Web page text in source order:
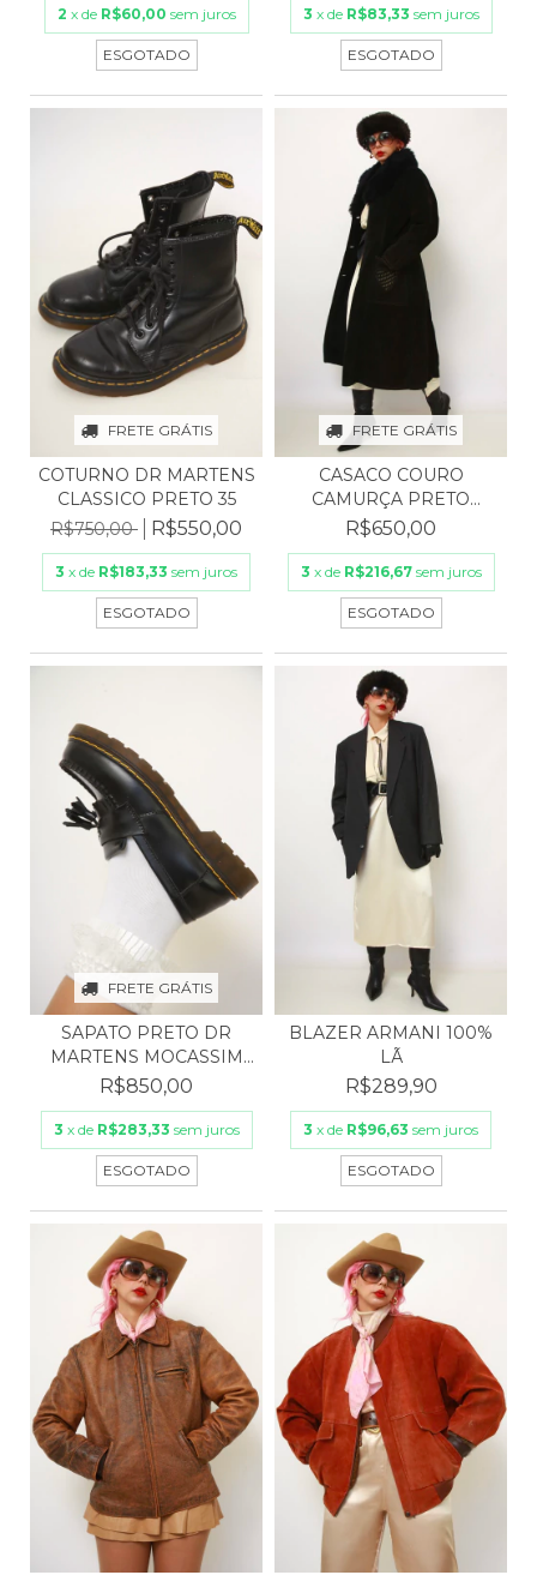
2 x de R$60,00 sem juros
ESGOTADO
3 x de R$83,33 sem juros
ESGOTADO
FRETE GRÁTIS
COTURNO DR MARTENS
CLASSICO PRETO 35
R$750,00
R$550,00
3 x de R$183,33 sem juros
ESGOTADO
FRETE GRÁTIS
CASACO COURO
CAMURÇA PRETO
FORRO PELUCIA
R$650,00
3 x de R$216,67 sem juros
ESGOTADO
FRETE GRÁTIS
SAPATO PRETO DR
MARTENS MOCASSIM
ADRIAN...
R$850,00
3 x de R$283,33 sem juros
ESGOTADO
BLAZER ARMANI 100%
LÃ
R$289,90
3 x de R$96,63 sem juros
ESGOTADO